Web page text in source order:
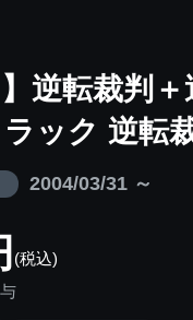
】逆転裁判
ック 逆転
2004/03/31 ～
(税込)